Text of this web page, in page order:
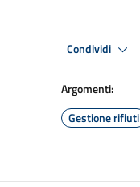
Condividi
Argomenti:
Gestione rifiuti